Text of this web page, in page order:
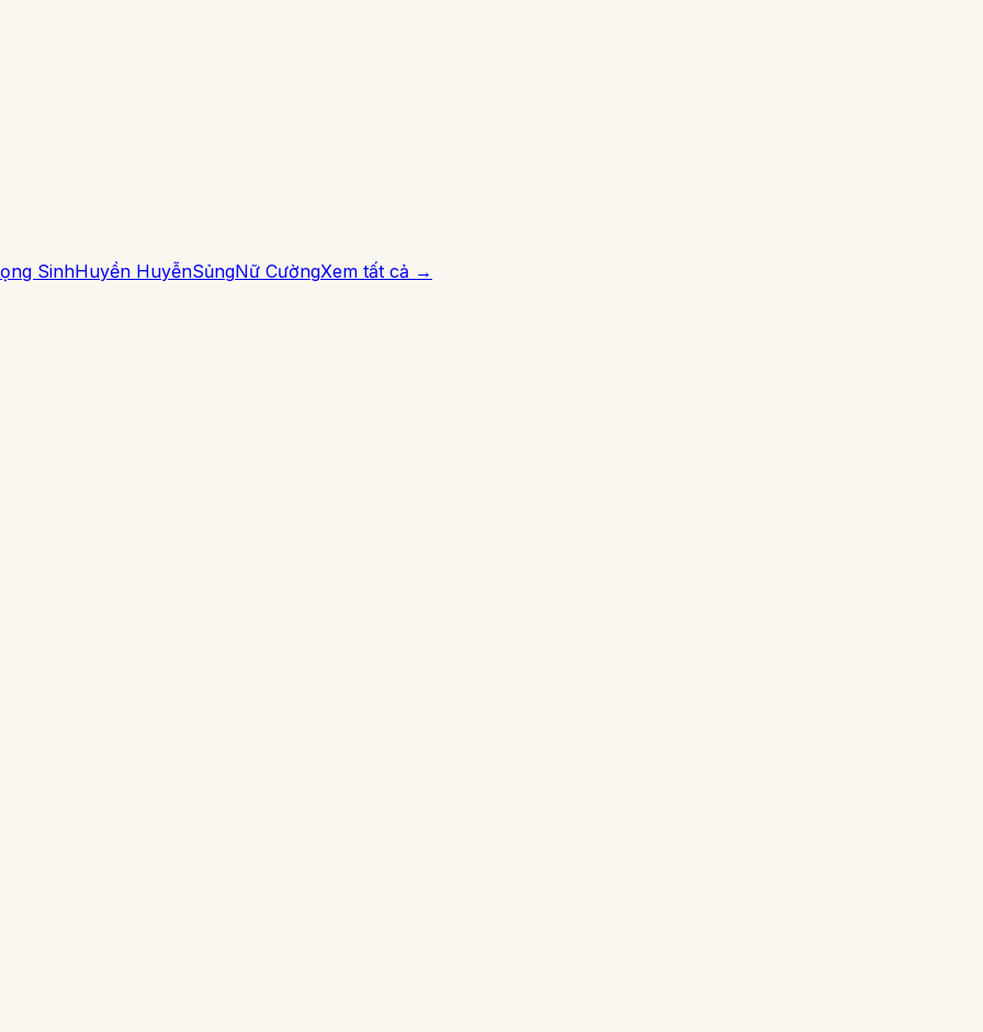
SinhHuyền HuyễnSủngNữ CườngXem tất cả →